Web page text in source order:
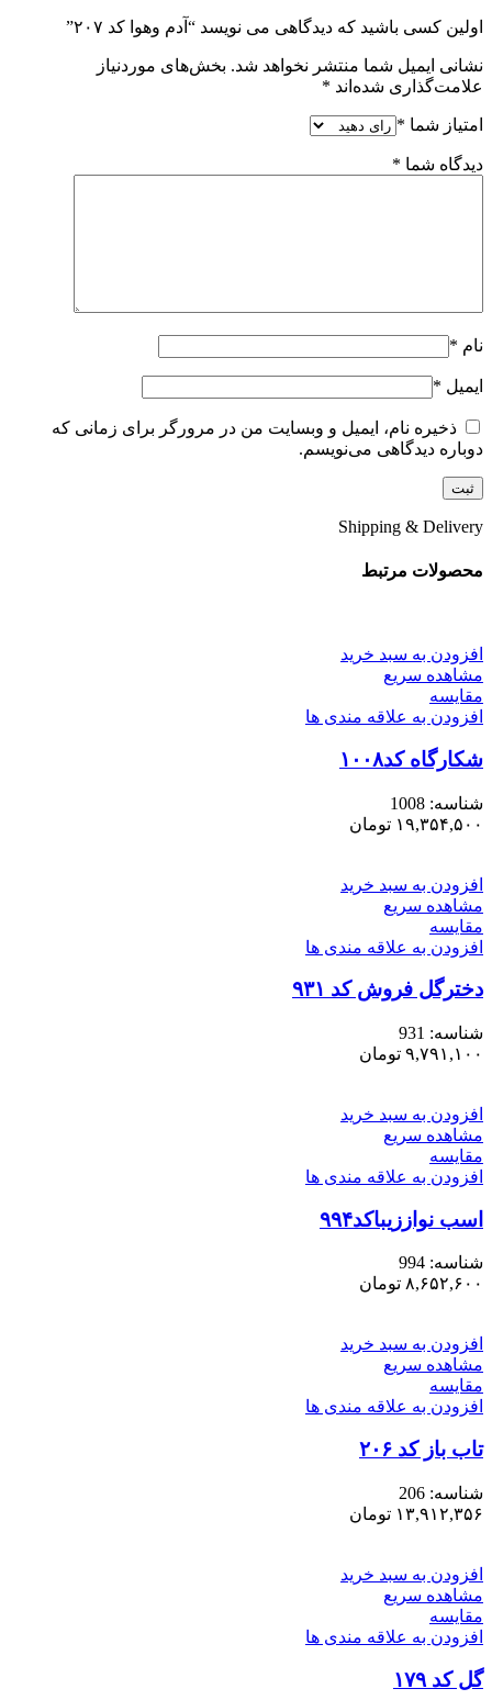
اولین کسی باشید که دیدگاهی می نویسد “آدم وهوا کد ۲۰۷”
نشانی ایمیل شما منتشر نخواهد شد. بخش‌های موردنیاز
علامت‌گذاری شده‌اند *
امتیاز شما *
دیدگاه شما *
نام *
ایمیل *
ذخیره نام، ایمیل و وبسایت من در مرورگر برای زمانی که
دوباره دیدگاهی می‌نویسم.
Shipping & Delivery
محصولات مرتبط
افزودن به سبد خرید
مشاهده سریع
مقایسه
افزودن به علاقه مندی ها
شکارگاه کد۱۰۰۸
شناسه: 1008
۱۹,۳۵۴,۵۰۰ تومان
افزودن به سبد خرید
مشاهده سریع
مقایسه
افزودن به علاقه مندی ها
دخترگل فروش کد ۹۳۱
شناسه: 931
۹,۷۹۱,۱۰۰ تومان
افزودن به سبد خرید
مشاهده سریع
مقایسه
افزودن به علاقه مندی ها
اسب نواززیباکد۹۹۴
شناسه: 994
۸,۶۵۲,۶۰۰ تومان
افزودن به سبد خرید
مشاهده سریع
مقایسه
افزودن به علاقه مندی ها
تاب باز کد ۲۰۶
شناسه: 206
۱۳,۹۱۲,۳۵۶ تومان
افزودن به سبد خرید
مشاهده سریع
مقایسه
افزودن به علاقه مندی ها
گل کد ۱۷۹